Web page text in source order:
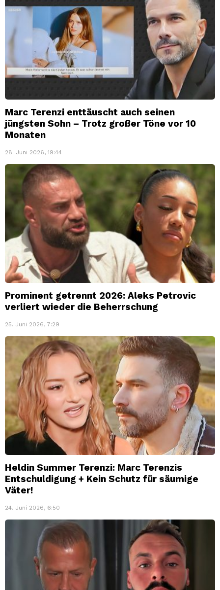
Marc Terenzi enttäuscht auch seinen
jüngsten Sohn – Trotz großer Töne vor 10
Monaten
28. Juni 2026, 19:44
Prominent getrennt 2026: Aleks Petrovic
verliert wieder die Beherrschung
25. Juni 2026, 7:29
Heldin Summer Terenzi: Marc Terenzis
Entschuldigung + Kein Schutz für säumige
Väter!
24. Juni 2026, 6:50